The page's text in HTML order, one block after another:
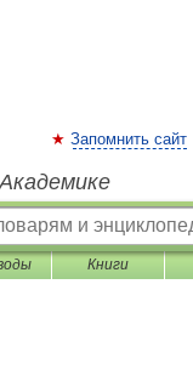
Запомнить сайт
Книги